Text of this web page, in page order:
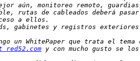
rutas de cableados deberá
un WhitePaper que trata el